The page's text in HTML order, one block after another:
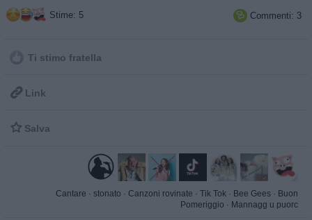
Stime: 5  Commenti: 3
Ti stimo fratella
 Link
 Salva
Cantare · stonato · Canzoni rovinate · Tik Tok · Bee Gees · Buon
Pomeriggio · Mannagg u puorc